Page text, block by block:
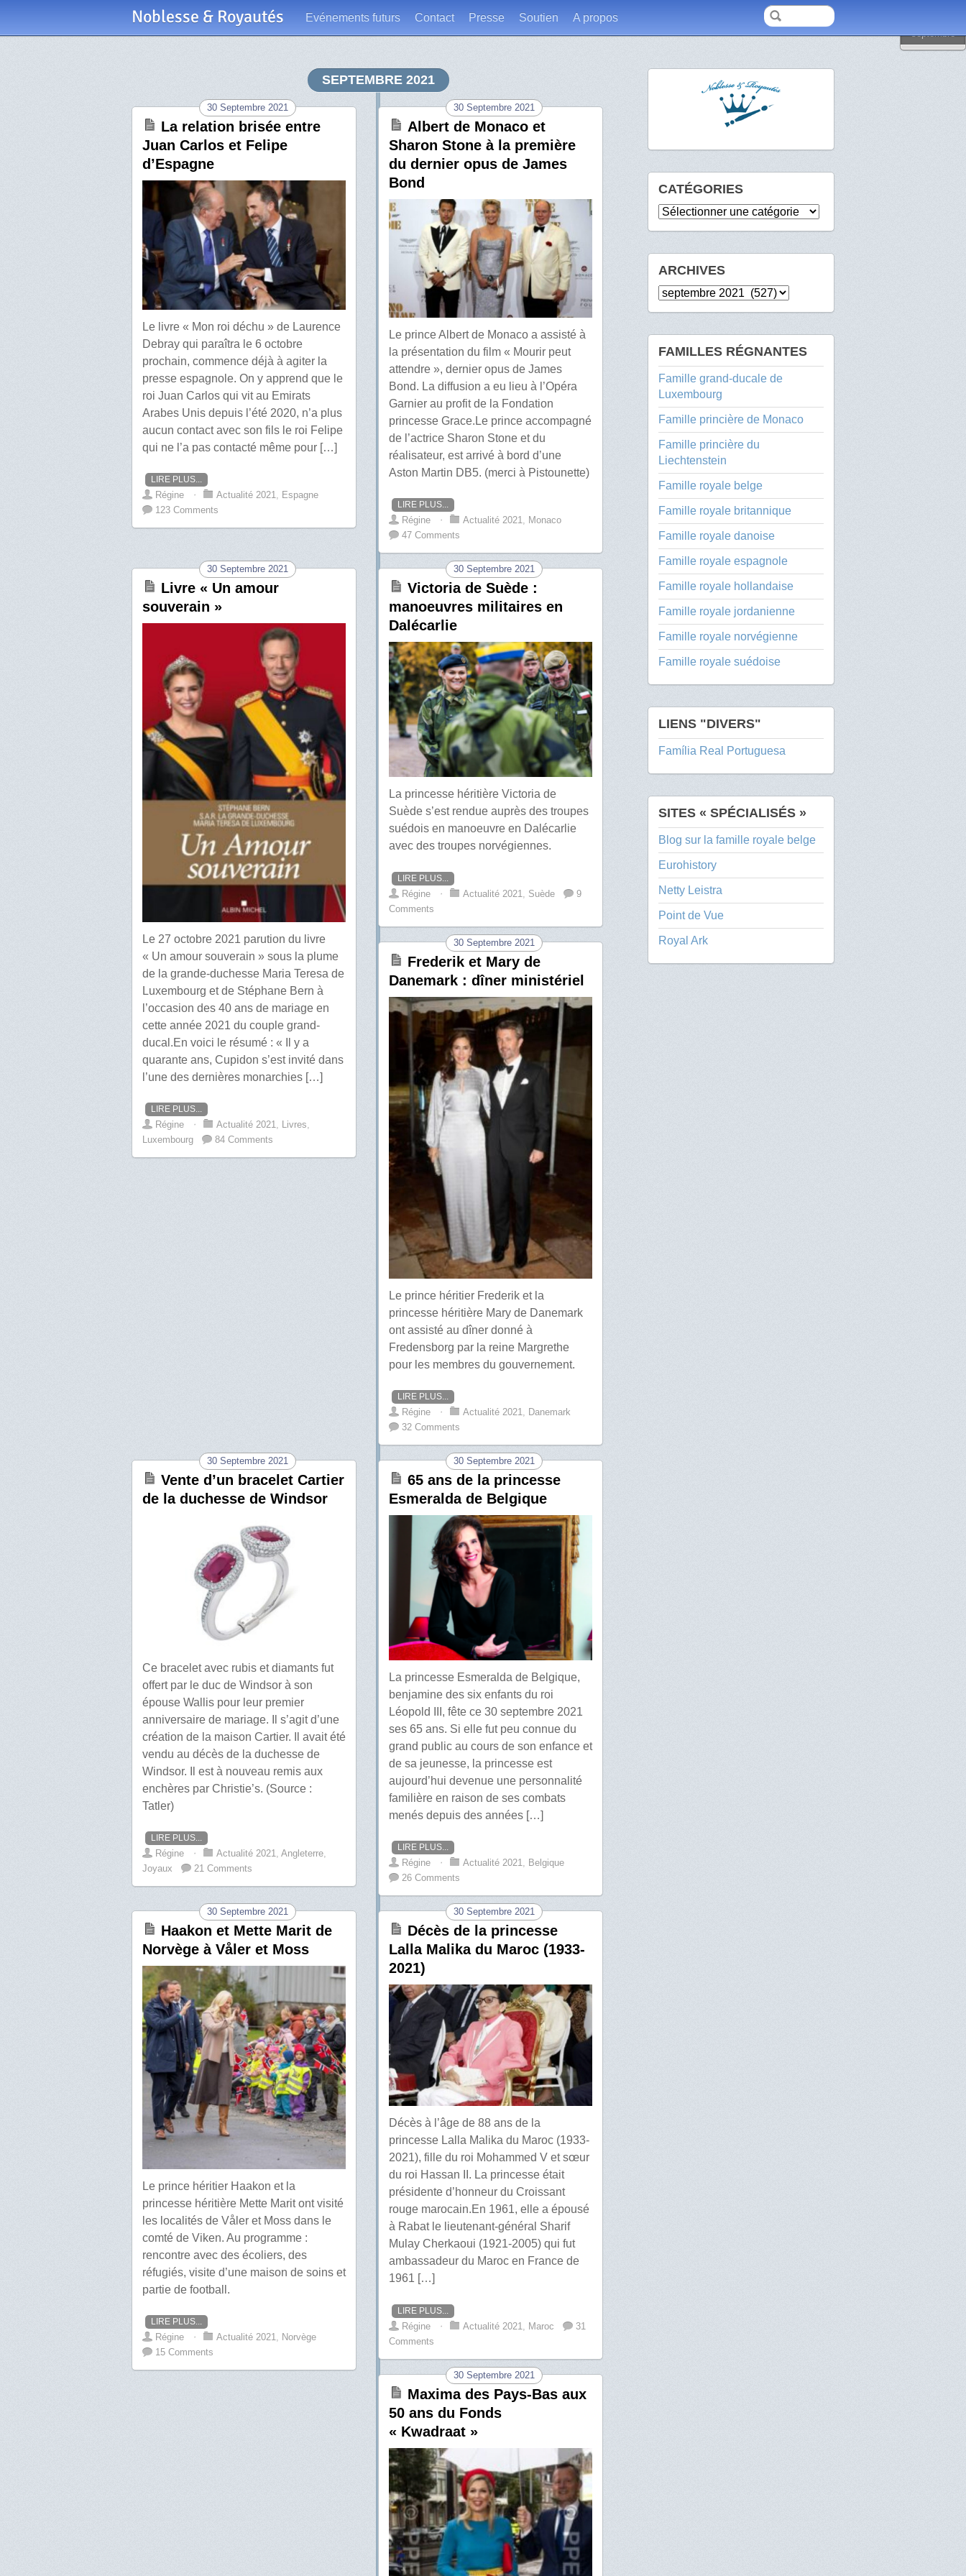
Noblesse & Royautés Evénements futurs Contact Presse Soutien A propos
septembre
SEPTEMBRE 2021
30 Septembre 2021
La relation brisée entre
Juan Carlos et Felipe
d’Espagne
Le livre « Mon roi déchu » de Laurence
Debray qui paraîtra le 6 octobre
prochain, commence déjà à agiter la
presse espagnole. On y apprend que le
roi Juan Carlos qui vit au Emirats
Arabes Unis depuis l’été 2020, n’a plus
aucun contact avec son fils le roi Felipe
qui ne l’a pas contacté même pour […]
LIRE PLUS...
Régine ⋅ Actualité 2021
Espagne
123 Comments
30 Septembre 2021
Albert de Monaco et
Sharon Stone à la première
du dernier opus de James
Bond
Le prince Albert de Monaco a assisté à
la présentation du film « Mourir peut
attendre », dernier opus de James
Bond. La diffusion a eu lieu à l’Opéra
Garnier au profit de la Fondation
princesse Grace.Le prince accompagné
de l’actrice Sharon Stone et du
réalisateur, est arrivé à bord d’une
Aston Martin DB5. (merci à Pistounette)
LIRE PLUS...
Régine ⋅ Actualité 2021
Monaco
47 Comments
30 Septembre 2021
Livre « Un amour
souverain »
Le 27 octobre 2021 parution du livre
« Un amour souverain » sous la plume
de la grande-duchesse Maria Teresa de
Luxembourg et de Stéphane Bern à
l’occasion des 40 ans de mariage en
cette année 2021 du couple grand-
ducal.En voici le résumé : « Il y a
quarante ans, Cupidon s’est invité dans
l’une des dernières monarchies […]
LIRE PLUS...
Régine ⋅ Actualité 2021, Livres,
Luxembourg
84 Comments
30 Septembre 2021
Victoria de Suède :
manoeuvres militaires en
Dalécarlie
La princesse héritière Victoria de
Suède s’est rendue auprès des troupes
suédois en manoeuvre en Dalécarlie
avec des troupes norvégiennes.
LIRE PLUS...
Régine ⋅ Actualité 2021 Suède
9
Comments
30 Septembre 2021
Frederik et Mary de
Danemark : dîner ministériel
Le prince héritier Frederik et la
princesse héritière Mary de Danemark
ont assisté au dîner donné à
Fredensborg par la reine Margrethe
pour les membres du gouvernement.
LIRE PLUS...
Régine ⋅ Actualité 2021, Danemark
32 Comments
30 Septembre 2021
Vente d’un bracelet Cartier
de la duchesse de Windsor
Ce bracelet avec rubis et diamants fut
offert par le duc de Windsor à son
épouse Wallis pour leur premier
anniversaire de mariage. Il s’agit d’une
création de la maison Cartier. Il avait été
vendu au décès de la duchesse de
Windsor. Il est à nouveau remis aux
enchères par Christie’s. (Source :
Tatler)
LIRE PLUS...
Régine ⋅ Actualité 2021, Angleterre,
Joyaux
21 Comments
30 Septembre 2021
65 ans de la princesse
Esmeralda de Belgique
La princesse Esmeralda de Belgique,
benjamine des six enfants du roi
Léopold III, fête ce 30 septembre 2021
ses 65 ans. Si elle fut peu connue du
grand public au cours de son enfance et
de sa jeunesse, la princesse est
aujourd’hui devenue une personnalité
familière en raison de ses combats
menés depuis des années […]
LIRE PLUS...
Régine ⋅ Actualité 2021
Belgique
26 Comments
30 Septembre 2021
Haakon et Mette Marit de
Norvège à Våler et Moss
Le prince héritier Haakon et la
princesse héritière Mette Marit ont visité
les localités de Våler et Moss dans le
comté de Viken. Au programme :
rencontre avec des écoliers, des
réfugiés, visite d’une maison de soins et
partie de football.
LIRE PLUS...
Régine ⋅ Actualité 2021, Norvège
15 Comments
30 Septembre 2021
Décès de la princesse
Lalla Malika du Maroc (1933-
2021)
Décès à l’âge de 88 ans de la
princesse Lalla Malika du Maroc (1933-
2021), fille du roi Mohammed V et sœur
du roi Hassan II. La princesse était
présidente d’honneur du Croissant
rouge marocain.En 1961, elle a épousé
à Rabat le lieutenant-général Sharif
Mulay Cherkaoui (1921-2005) qui fut
ambassadeur du Maroc en France de
1961 […]
LIRE PLUS...
Régine ⋅ Actualité 2021 Maroc
31
Comments
30 Septembre 2021
Maxima des Pays-Bas aux
50 ans du Fonds
« Kwadraat »
CATÉGORIES
Catégories
ARCHIVES
Archives
FAMILLES RÉGNANTES
Famille grand-ducale de
Luxembourg
Famille princière de Monaco
Famille princière du
Liechtenstein
Famille royale belge
Famille royale britannique
Famille royale danoise
Famille royale espagnole
Famille royale hollandaise
Famille royale jordanienne
Famille royale norvégienne
Famille royale suédoise
LIENS "DIVERS"
Família Real Portuguesa
SITES « SPÉCIALISÉS »
Blog sur la famille royale belge
Eurohistory
Netty Leistra
Point de Vue
Royal Ark